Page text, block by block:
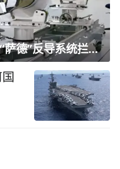
美媒：美军已消耗近80%“萨德”反导系统拦截弹